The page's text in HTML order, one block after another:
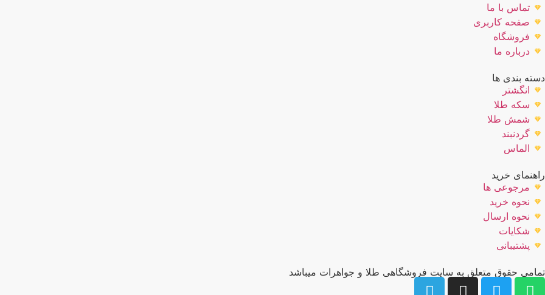
تماس با ما
صفحه کاربری
فروشگاه
درباره ما
دسته بندی ها
انگشتر
سکه طلا
شمش طلا
گردنبند
الماس
راهنمای خرید
مرجوعی ها
نحوه خرید
نحوه ارسال
شکایات
پشتیبانی
تمامی حقوق متعلق به سایت فروشگاهی طلا و جواهرات میباشد